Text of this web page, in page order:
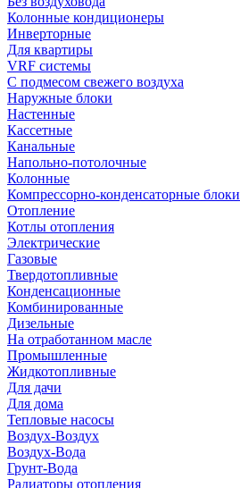
Колонные кондиционеры
Инверторные
Для квартиры
VRF системы
С подмесом свежего воздуха
Наружные блоки
Настенные
Кассетные
Канальные
Напольно-потолочные
Колонные
Компрессорно-конденсаторные блоки
Отопление
Котлы отопления
Электрические
Газовые
Твердотопливные
Конденсационные
Комбинированные
Дизельные
На отработанном масле
Промышленные
Жидкотопливные
Для дачи
Для дома
Тепловые насосы
Воздух-Воздух
Воздух-Вода
Грунт-Вода
Радиаторы отопления